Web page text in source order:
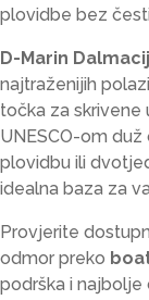
plovidbe bez
D-Marin
najtraženijih
točka za skrivene
UNESCO-om
plovidbu ili
idealna baza za
Provjerite
odmor preko
podrška i najbolje